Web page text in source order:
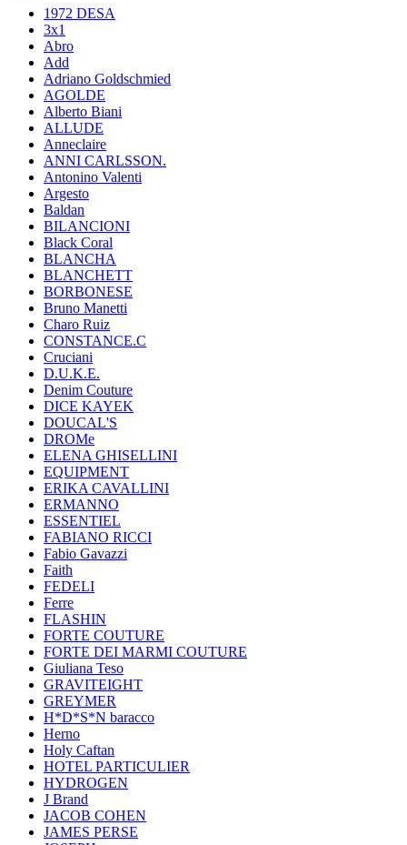
1972 DESA
3x1
Abro
Add
Adriano Goldschmied
AGOLDE
Alberto Biani
ALLUDE
Anneclaire
ANNI CARLSSON.
Antonino Valenti
Argesto
Baldan
BILANCIONI
Black Coral
BLANCHA
BLANCHETT
BORBONESE
Bruno Manetti
Charo Ruiz
CONSTANCE.C
Cruciani
D.U.K.E.
Denim Couture
DICE KAYEK
DOUCAL'S
DROMe
ELENA GHISELLINI
EQUIPMENT
ERIKA CAVALLINI
ERMANNO
ESSENTIEL
FABIANO RICCI
Fabio Gavazzi
Faith
FEDELI
Ferre
FLASHIN
FORTE COUTURE
FORTE DEI MARMI COUTURE
Giuliana Teso
GRAVITEIGHT
GREYMER
H*D*S*N baracco
Herno
Holy Caftan
HOTEL PARTICULIER
HYDROGEN
J Brand
JACOB COHEN
JAMES PERSE